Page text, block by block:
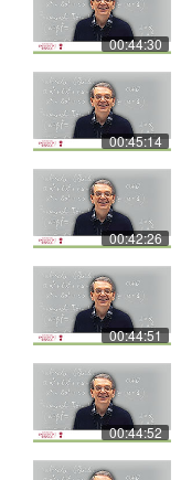
00:44:30
00:45:14
00:42:26
00:44:51
00:44:52